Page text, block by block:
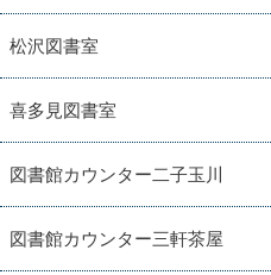
松沢図書室
喜多見図書室
図書館カウンター二子玉川
図書館カウンター三軒茶屋